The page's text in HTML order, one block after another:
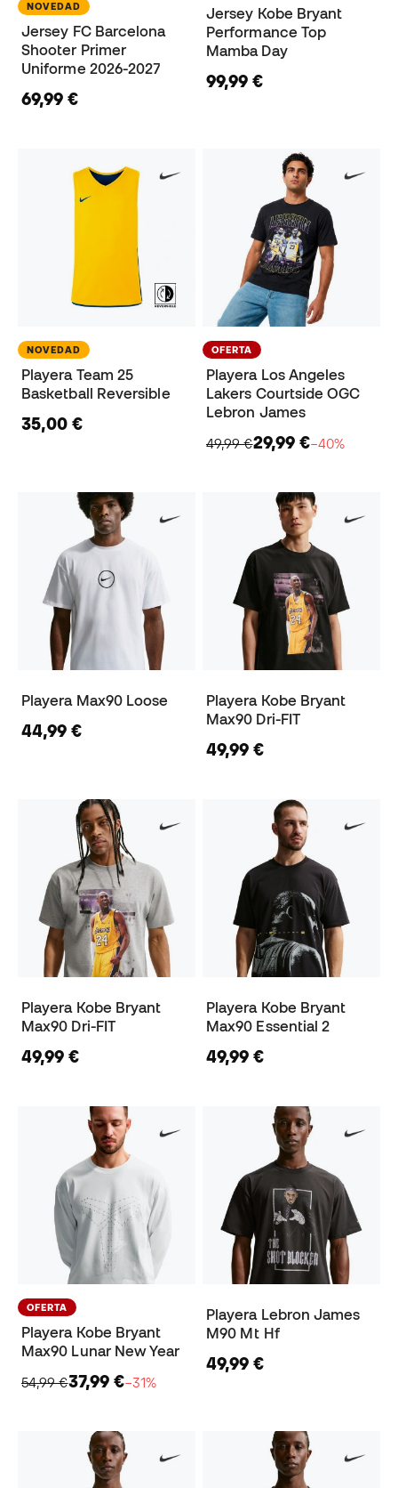
NOVEDAD
Jersey FC Barcelona
Shooter Primer
Uniforme 2026-2027
69,99 €
Jersey Kobe Bryant
Performance Top
Mamba Day
99,99 €
NOVEDAD
Playera Team 25
Basketball Reversible
35,00 €
OFERTA
Playera Los Angeles
Lakers Courtside OGC
Lebron James
49,99 €29,99 €−40%
Playera Max90 Loose
44,99 €
Playera Kobe Bryant
Max90 Dri-FIT
49,99 €
Playera Kobe Bryant
Max90 Dri-FIT
49,99 €
Playera Kobe Bryant
Max90 Essential 2
49,99 €
OFERTA
Playera Kobe Bryant
Max90 Lunar New Year
54,99 €37,99 €−31%
Playera Lebron James
M90 Mt Hf
49,99 €